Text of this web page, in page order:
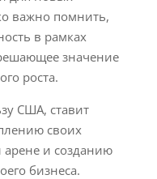
важно помнить,
в рамках
значение
роста.
США, ставит
своих
и созданию
бизнеса.